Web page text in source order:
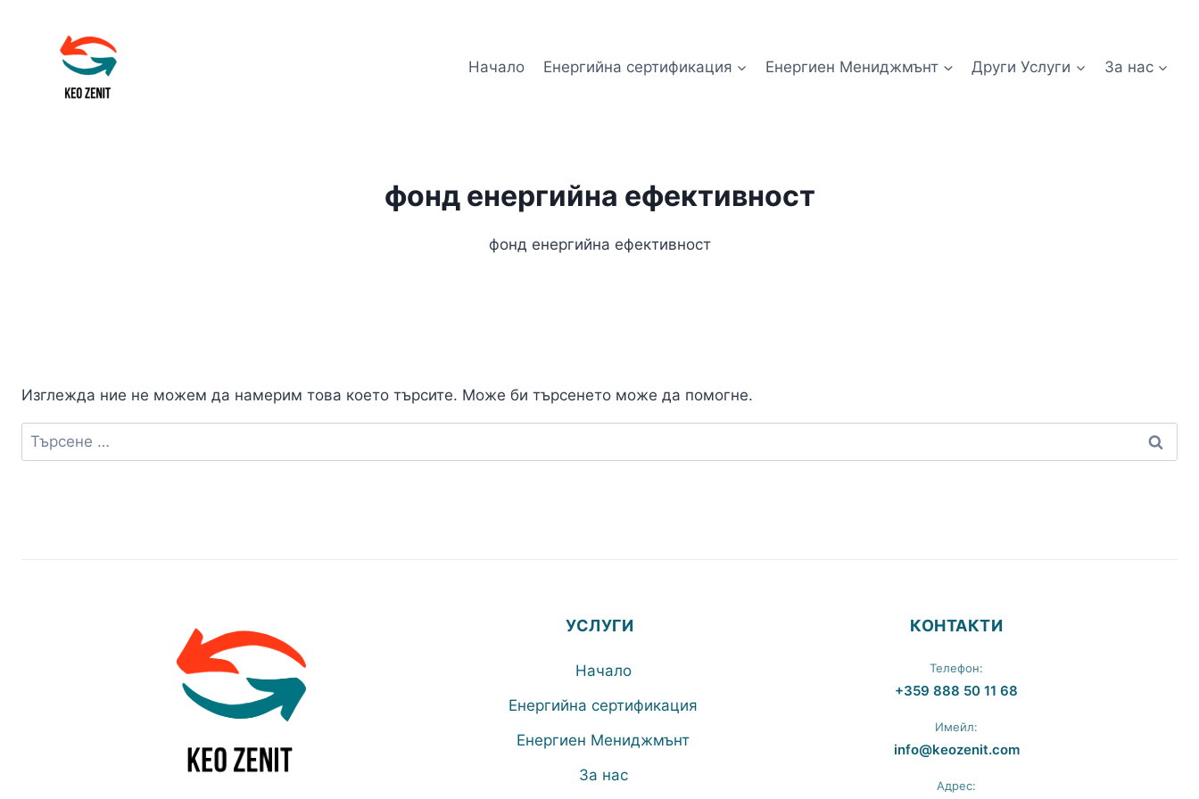
съдържанието
Начало
Енергийна сертификация Енергиен Мениджмънт Други Услуги За нас
фонд енергийна ефективност
фонд енергийна ефективност
Изглежда ние не можем да намерим това което търсите. Може би търсенето може да помогне.
Търсене
за:
УСЛУГИ
Начало
Енергийна сертификация
Енергиен Мениджмънт
За нас
КОНТАКТИ
Телефон:
+359 888 50 11 68
Имейл:
info@keozenit.com
Адрес: